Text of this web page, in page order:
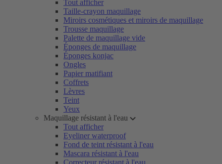
Tout afficher
Taille-crayon maquillage
Miroirs cosmétiques et miroirs de maquillage
Trousse maquillage
Palette de maquillage vide
Éponges de maquillage
Éponges konjac
Ongles
Papier matifiant
Coffrets
Lèvres
Teint
Yeux
Maquillage résistant à l'eau
Tout afficher
Eyeliner waterproof
Fond de teint résistant à l'eau
Mascara résistant à l'eau
Correcteur résistant à l'eau